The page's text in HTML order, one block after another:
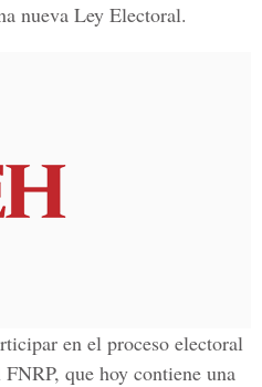
nueva Ley Electoral.
en el proceso electoral
que hoy contiene una